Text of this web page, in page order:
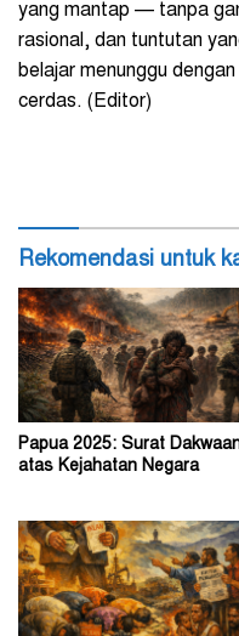
yang mantap — tanpa
rasional, dan tuntutan
belajar menunggu
cerdas. (Editor)
Rekomendasi untuk
Papua 2025: Surat
atas Kejahatan Negara